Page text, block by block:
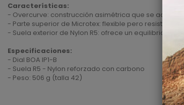
Características:
- Overcurve: construcción asimétrica que se
- Parte superior de Microtex: flexible pero
- Suela exterior de Nylon R5: ofrece un equilibrio
Especificaciones:
- Dial BOA IP1-B
- Suela R5 - Nylon reforzado con carbono
- Peso: 506 g (talla 42)